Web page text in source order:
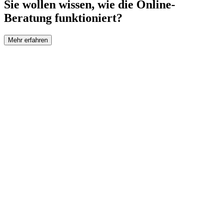
Sie wollen wissen, wie die Online-
Beratung funktioniert?
Mehr erfahren